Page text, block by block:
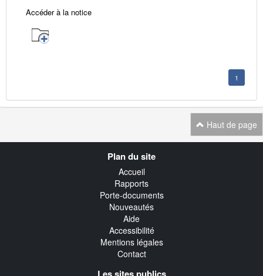
Accéder à la notice
1
Haut de page
Plan du site
Accueil
Rapports
Porte-documents
Nouveautés
Aide
Accessibilité
Mentions légales
Contact